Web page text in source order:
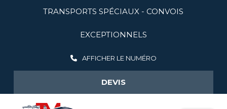
TRANSPORTS SPÉCIAUX - CONVOIS
EXCEPTIONNELS
AFFICHER LE NUMÉRO
DEVIS